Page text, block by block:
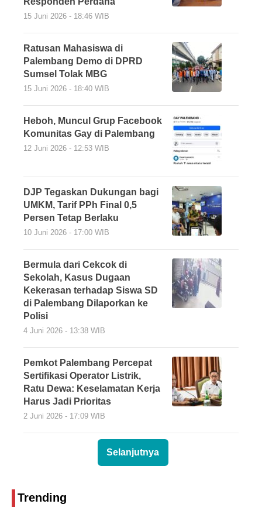
15 Juni 2026 - 18:46 WIB
Ratusan Mahasiswa di
Palembang Demo di DPRD
Sumsel Tolak MBG
15 Juni 2026 - 18:40 WIB
Heboh, Muncul Grup Facebook
Komunitas Gay di Palembang
12 Juni 2026 - 12:53 WIB
DJP Tegaskan Dukungan bagi
UMKM, Tarif PPh Final 0,5
Persen Tetap Berlaku
10 Juni 2026 - 17:00 WIB
Bermula dari Cekcok di
Sekolah, Kasus Dugaan
Kekerasan terhadap Siswa SD
di Palembang Dilaporkan ke
Polisi
4 Juni 2026 - 13:38 WIB
Pemkot Palembang Percepat
Sertifikasi Operator Listrik,
Ratu Dewa: Keselamatan Kerja
Harus Jadi Prioritas
2 Juni 2026 - 17:09 WIB
Selanjutnya
Trending